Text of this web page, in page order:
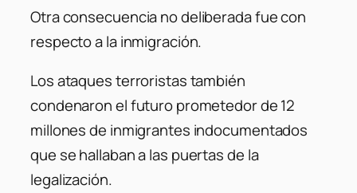
Otra consecuencia no deliberada fue con
respecto a la inmigración.
Los ataques terroristas también
condenaron el futuro prometedor de 12
millones de inmigrantes indocumentados
que se hallaban a las puertas de la
legalización.